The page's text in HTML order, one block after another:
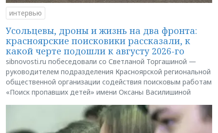
интервью
Усольцевы, дроны и жизнь на два фронта:
красноярские поисковики рассказали, к
какой черте подошли к августу 2026-го
sibnovosti.ru побеседовали со Светланой Торгашиной —
руководителем подразделения Красноярской региональной
общественной организации содействия поисковым работам
«Поиск пропавших детей» имени Оксаны Василишиной